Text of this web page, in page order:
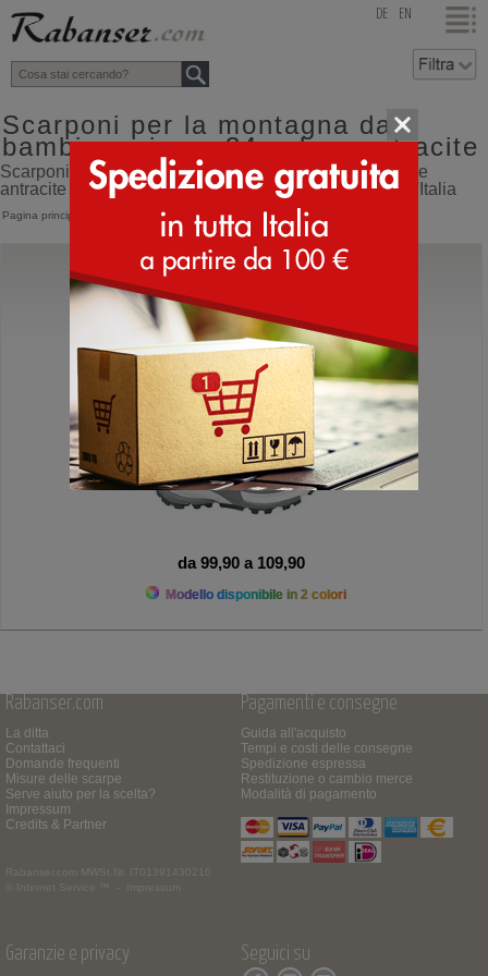
top DE EN
Scarponi per la montagna da
bambino misura 34 colore antracite
Scarponi per la montagna da bambino misura 34 colore
antracite online shop con spedizione direttamente dall'Italia
Pagina principale Scarponi montagna
Scarpa
Golden Gate ATR Kid GTX
Scarpe da montagna per bambini impermeabili
da 99,90 a 109,90
Modello disponibile in 2 colori
Rabanser.com
La ditta
Contattaci
Domande frequenti
Misure delle scarpe
Serve aiuto per la scelta?
Impressum
Credits & Partner
Rabanser.com
MWSt.Nr. IT01391430210
© Internet Service ™ -
Impressum
Pagamenti e consegne
Guida all'acquisto
Tempi e costi delle consegne
Spedizione espressa
Restituzione o cambio merce
Modalità di pagamento
Garanzie e privacy Seguici su